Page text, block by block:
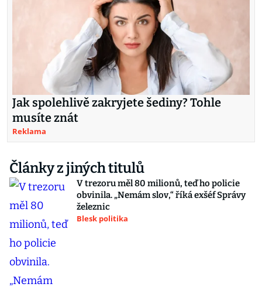
Jak spolehlivě zakryjete šediny? Tohle
musíte znát
Reklama
Články z jiných titulů
V trezoru měl 80 milionů, teď ho policie
obvinila. „Nemám slov,“ říká exšéf Správy
železnic
Blesk politika